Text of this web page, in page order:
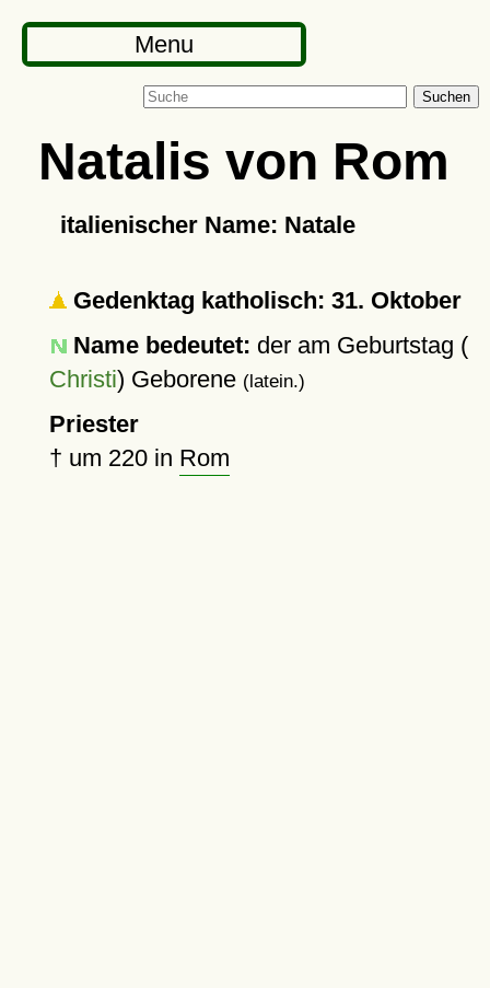
Menu
Suchen
Natalis von Rom
italienischer Name: Natale
Gedenktag katholisch: 31. Oktober
Name bedeutet: der am Geburtstag (
Christi) Geborene (latein.)
Priester
† um 220in Rom